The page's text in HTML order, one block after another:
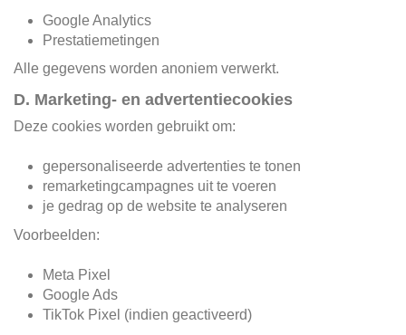
Google Analytics
Prestatiemetingen
Alle gegevens worden anoniem verwerkt.
D. Marketing- en advertentiecookies
Deze cookies worden gebruikt om:
gepersonaliseerde advertenties te tonen
remarketingcampagnes uit te voeren
je gedrag op de website te analyseren
Voorbeelden:
Meta Pixel
Google Ads
TikTok Pixel (indien geactiveerd)